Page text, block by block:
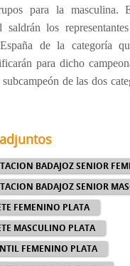
para la masculina.
los
de la categoría
para dicho
de las dos
BADAJOZ SENIOR
BADAJOZ SENIOR
FEMENINO PLATA
MASCULINO PLATA
FEMENINO PLATA